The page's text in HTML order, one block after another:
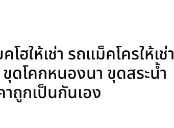
ให้เช่า รถแม็คโครให้เช่า
ดโคกหนองนา ขุดสระน้ำ
ถูกเป็นกันเอง